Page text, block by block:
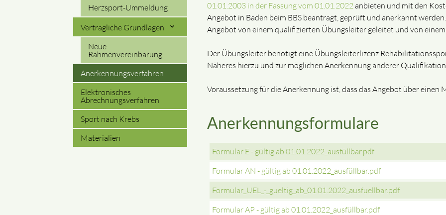
01.01.2003 in der Fassung vom 01.01.2022anbieten und mit den
Angebot in Baden beim BBS beantragt, geprüft und anerkannt
Angebot von einem qualifizierten Übungsleiter geleitet und von
Der Übungsleiter benötigt eine Übungsleiterlizenz
Näheres hierzu und zur möglichen Anerkennung anderer
Voraussetzung für die Anerkennung ist, dass das Angebot über
Anerkennungsformulare
Formular E - gültig ab 01.01.2022_ausfüllbar.pdf
Formular AN - gültig ab 01.01.2022_ausfüllbar.pdf
Formular_UEL_-_gueltig_ab_01.01.2022_ausfuellbar.pdf
Formular AP - gültig ab 01.01.2022_ausfüllbar.pdf
Herzsport-Ummeldung
Vertragliche Grundlagen
Neue
Rahmenvereinbarung
Anerkennungsverfahren
Elektronisches
Abrechnungsverfahren
Sport nach Krebs
Materialien